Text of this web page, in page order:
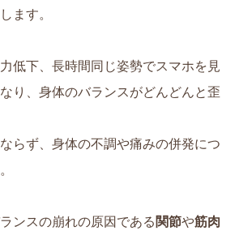
ます。
低下、長時間同じ姿勢でスマホを見
り、身体のバランスがどんどんと歪
らず、身体の不調や痛みの併発につ
ンスの崩れの原因である 関節や筋肉